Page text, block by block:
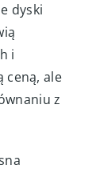
dyski
i
ceną, ale
z